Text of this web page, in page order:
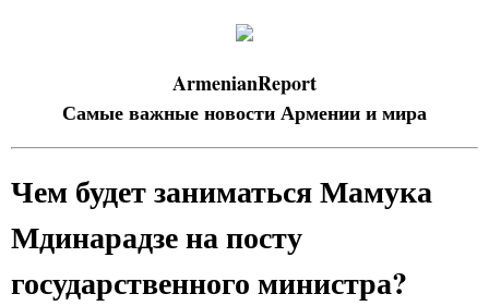
ArmenianReport
Самые важные новости Армении и мира
Чем будет заниматься Мамука
Мдинарадзе на посту
государственного министра?